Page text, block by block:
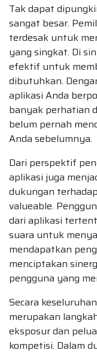
Tak dapat
sangat besar.
terdesak untuk
yang singkat. Di
efektif untuk
dibutuhkan.
aplikasi Anda
banyak perhatian
belum pernah
Anda sebelumnya.
Dari perspektif
aplikasi juga
dukungan
valueable.
dari aplikasi
suara untuk
mendapatkan
menciptakan
pengguna yang
Secara
merupakan
eksposur dan
kompetisi. Dalam